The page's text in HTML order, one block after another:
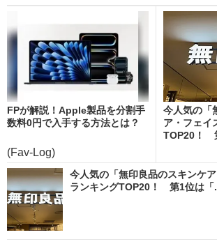
FPが解説！Apple製品を分割手
数料0円で入手する方法とは？
(Fav-Log)
今人気の「
ア・フェイ
TOP20！
今人気の「無印良品のスキンケア
ランキングTOP20！ 第1位は「